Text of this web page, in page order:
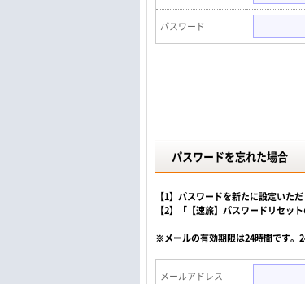
パスワード
パスワードを忘れた場合
【1】パスワードを新たに設定いた
【2】「【速旅】パスワードリセッ
※メールの有効期限は24時間です。
メールアドレス